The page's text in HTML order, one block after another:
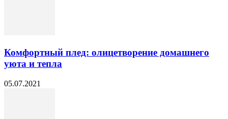
Комфортный плед: олицетворение домашнего
уюта и тепла
05.07.2021